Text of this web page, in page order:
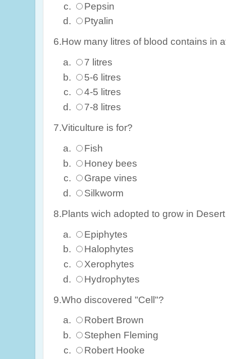
Pepsin
Ptyalin
6.How many litres of blood contains in
7 litres
5-6 litres
4-5 litres
7-8 litres
7.Viticulture is for?
Fish
Honey bees
Grape vines
Silkworm
8.Plants wich adopted to grow in
Epiphytes
Halophytes
Xerophytes
Hydrophytes
9.Who discovered "Cell"?
Robert Brown
Stephen Fleming
Robert Hooke